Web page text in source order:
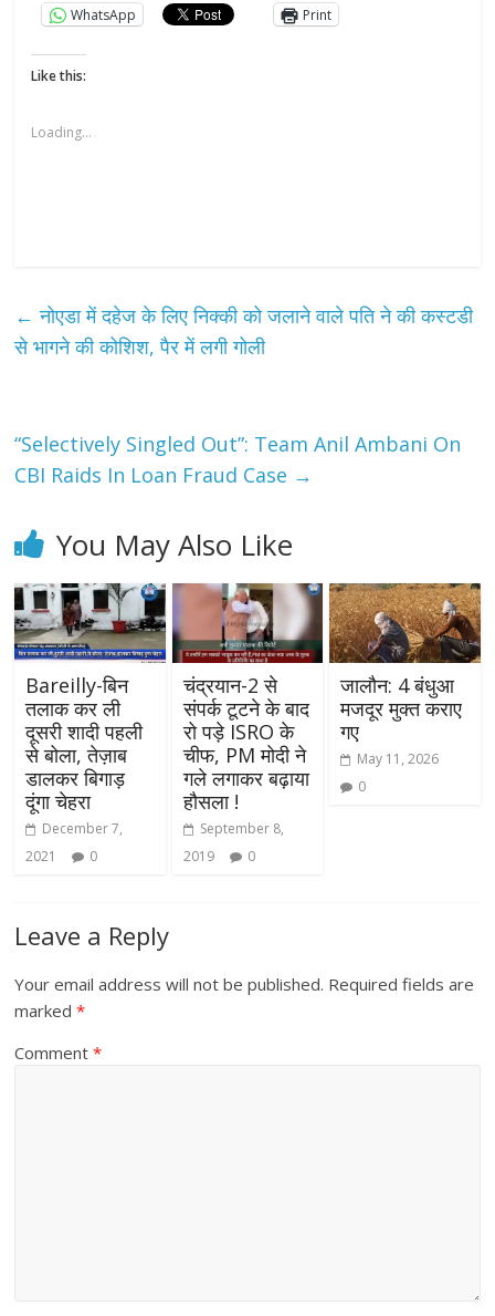
WhatsApp Print
Like this:
Loading...
← नोएडा में दहेज के लिए निक्की को जलाने वाले पति ने की कस्टडी
से भागने की कोशिश, पैर में लगी गोली
“Selectively Singled Out”: Team Anil Ambani On
CBI Raids In Loan Fraud Case →
You May Also Like
Bareilly-बिन
तलाक कर ली
दूसरी शादी पहली
से बोला, तेज़ाब
डालकर बिगाड़
दूंगा चेहरा
December 7,
2021
0
चंद्रयान-2 से
संपर्क टूटने के बाद
रो पड़े ISRO के
चीफ, PM मोदी ने
गले लगाकर बढ़ाया
हौसला !
September 8,
2019
0
जालौन: 4 बंधुआ
मजदूर मुक्त कराए
गए
May 11, 2026
0
Leave a Reply
Your email address will not be published. Required fields are
marked*
Comment*